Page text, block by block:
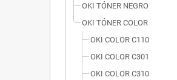
OKI TÓNER NEGRO
OKI TÓNER COLOR
OKI COLOR C110
OKI COLOR C301
OKI COLOR C310